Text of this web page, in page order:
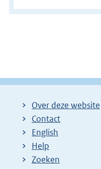
Over deze website
Contact
English
Help
Zoeken